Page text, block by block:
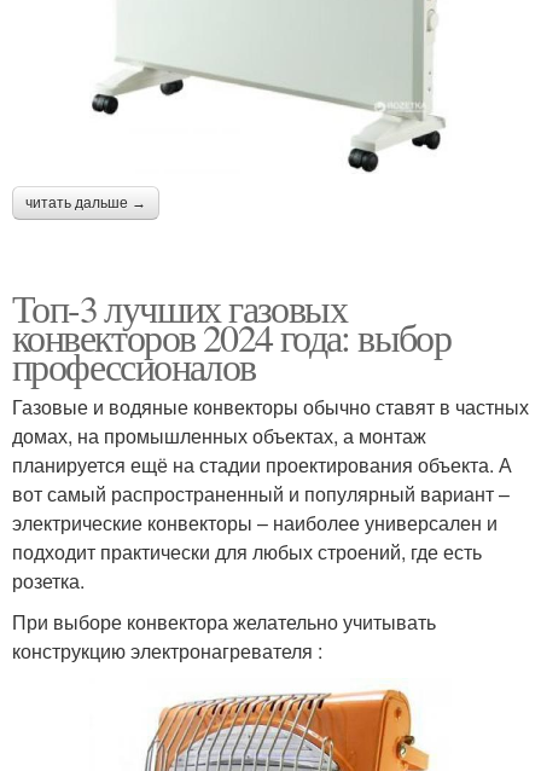
читать дальше →
Топ-3 лучших газовых
конвекторов 2024 года: выбор
профессионалов
Газовые и водяные конвекторы обычно ставят в частных
домах, на промышленных объектах, а монтаж
планируется ещё на стадии проектирования объекта. А
вот самый распространенный и популярный вариант –
электрические конвекторы – наиболее универсален и
подходит практически для любых строений, где есть
розетка.
При выборе конвектора желательно учитывать
конструкцию электронагревателя :